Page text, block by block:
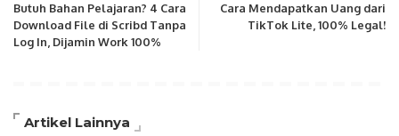
Butuh Bahan Pelajaran? 4 Cara
Download File di Scribd Tanpa
Log In, Dijamin Work 100%
Cara Mendapatkan Uang dari
TikTok Lite, 100% Legal!
Artikel Lainnya